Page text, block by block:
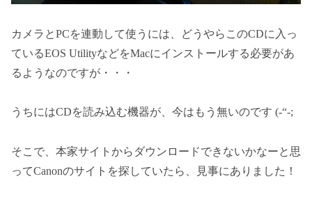
カメラとPCを連動して使うには、どうやらこのCDに入っ
ているEOS UtilityなどをMacにインストールする必要があ
るようなのですが・・・
うちにはCDを読み込む機器が、今はもう無いのです (-“-;
そこで、本家サイトからダウンロードできないかなーと思
ってCanonのサイトを探していたら、見事にありました！